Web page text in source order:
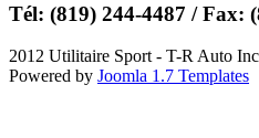
Tél: (819) 244-4487 / Fax:
2012 Utilitaire Sport - T-R Auto
Powered by Joomla 1.7 Templates